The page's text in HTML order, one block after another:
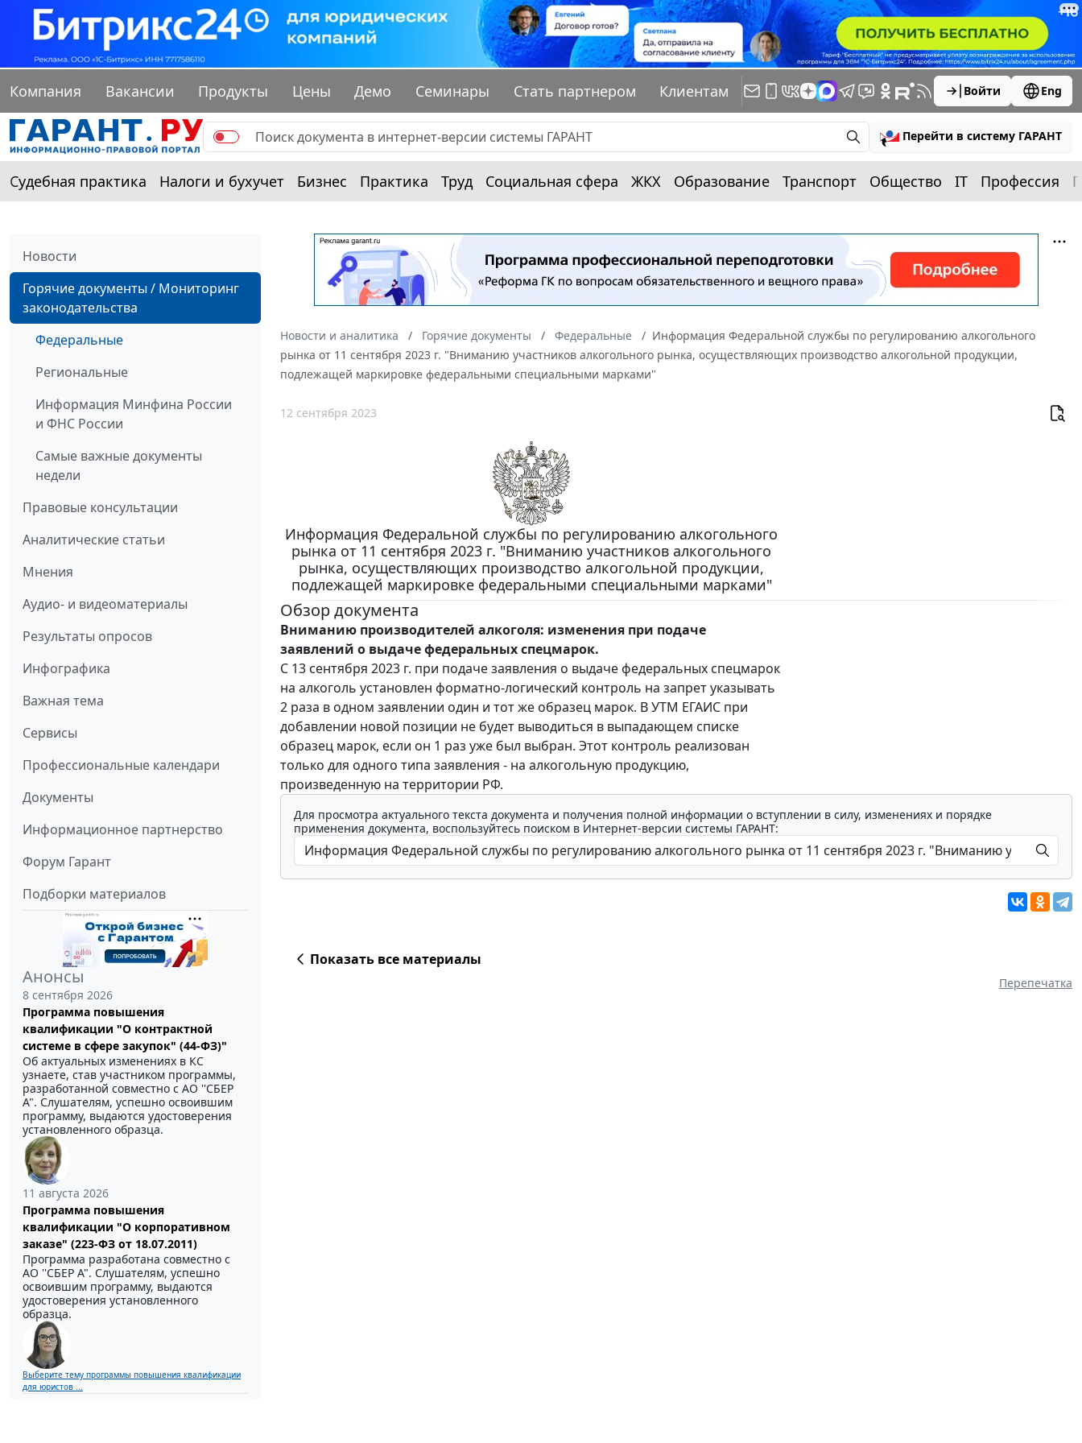
Компания Вакансии Продукты Цены Демо Семинары Стать партнером Клиентам Войти Eng
Перейти в систему ГАРАНТ
Судебная практика Налоги и бухучет Бизнес Практика Труд Социальная сфера ЖКХ Образование Транспорт Общество IT Профессия
Новости
Горячие документы / Мониторинг
законодательства
Федеральные
Региональные
Информация Минфина России
и ФНС России
Самые важные документы
недели
Правовые консультации
Аналитические статьи
Мнения
Аудио- и видеоматериалы
Результаты опросов
Инфографика
Важная тема
Сервисы
Профессиональные календари
Документы
Информационное партнерство
Форум Гарант
Подборки материалов
Анонсы
8 сентября 2026
Программа повышения
квалификации "О контрактной
системе в сфере закупок" (44-ФЗ)"
Об актуальных изменениях в КС
узнаете, став участником программы,
разработанной совместно с АО ''СБЕР
А". Слушателям, успешно освоившим
программу, выдаются удостоверения
установленного образца.
11 августа 2026
Программа повышения
квалификации "О корпоративном
заказе" (223-ФЗ от 18.07.2011)
Программа разработана совместно с
АО ''СБЕР А". Слушателям, успешно
освоившим программу, выдаются
удостоверения установленного
образца.
Выберите тему программы повышения квалификации
для юристов ...
Новости и аналитика Горячие документы Федеральные
Информация Федеральной службы по регулированию алкогольного
рынка от 11 сентября 2023 г. "Вниманию участников алкогольного рынка, осуществляющих производство алкогольной продукции,
подлежащей маркировке федеральными специальными марками"
12 сентября 2023
Информация Федеральной службы по регулированию алкогольного
рынка от 11 сентября 2023 г. "Вниманию участников алкогольного
рынка, осуществляющих производство алкогольной продукции,
подлежащей маркировке федеральными специальными марками"
Обзор документа
Вниманию производителей алкоголя: изменения при подаче
заявлений о выдаче федеральных спецмарок.
С 13 сентября 2023 г. при подаче заявления о выдаче федеральных спецмарок
на алкоголь установлен форматно-логический контроль на запрет указывать
2 раза в одном заявлении один и тот же образец марок. В УТМ ЕГАИС при
добавлении новой позиции не будет выводиться в выпадающем списке
образец марок, если он 1 раз уже был выбран. Этот контроль реализован
только для одного типа заявления - на алкогольную продукцию,
произведенную на территории РФ.
Для просмотра актуального текста документа и получения полной информации о вступлении в силу, изменениях и порядке
применения документа, воспользуйтесь поиском в Интернет-версии системы ГАРАНТ:
Показать все материалы
Перепечатка